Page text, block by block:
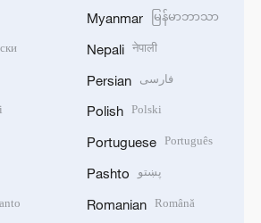
Myanmar မြန်မာဘာသာ
Nepali नेपाली
Persian فارسی
Polish Polski
Portuguese Português
Pashto پښتو
Romanian Română